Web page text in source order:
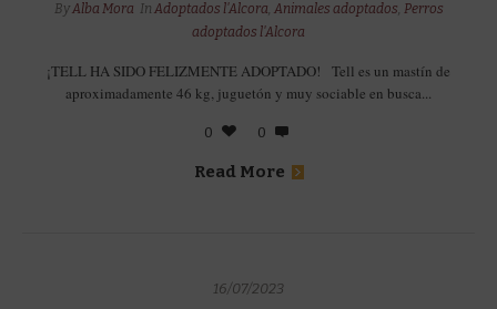
ByAlba Mora In Adoptados l'Alcora, Animales adoptados, Perros
adoptados l'Alcora
¡TELL HA SIDO FELIZMENTE ADOPTADO! Tell es un mastín de
aproximadamente 46 kg, juguetón y muy sociable en busca...
0 0
Read More
16/07/2023